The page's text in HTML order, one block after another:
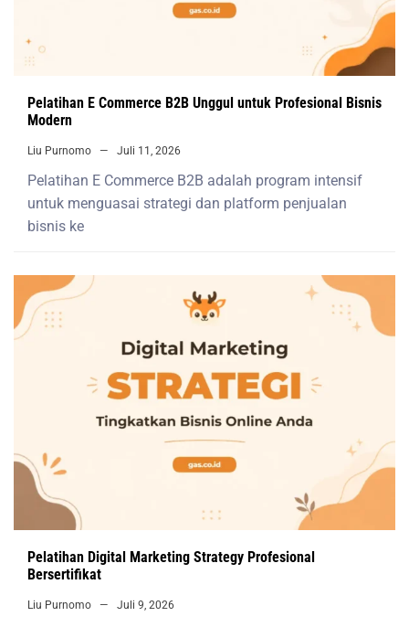
Pelatihan E Commerce B2B Unggul untuk Profesional Bisnis
Modern
Liu Purnomo Juli 11, 2026
Pelatihan E Commerce B2B adalah program intensif
untuk menguasai strategi dan platform penjualan
bisnis ke
Pelatihan Digital Marketing Strategy Profesional
Bersertifikat
Liu Purnomo Juli 9, 2026